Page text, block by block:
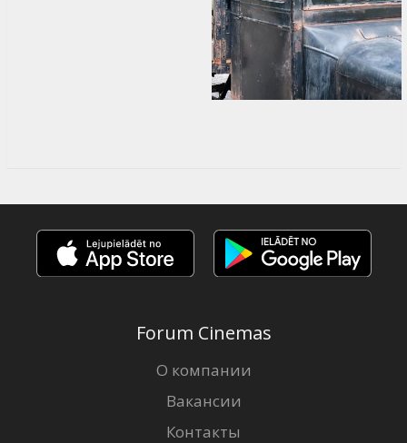
Forum Cinemas
О компании
Вакансии
Контакты